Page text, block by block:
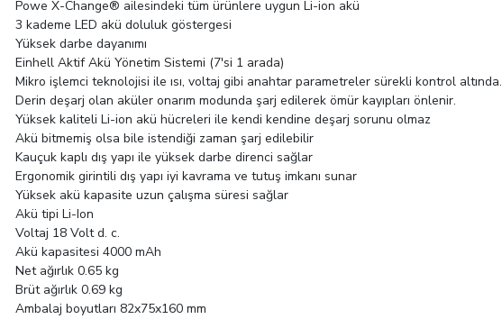
Powe X-Change® ailesindeki tüm ürünlere uygun Li-ion akü
3 kademe LED akü doluluk göstergesi
Yüksek darbe dayanımı
Einhell Aktif Akü Yönetim Sistemi (7'si 1 arada)
Mikro işlemci teknolojisi ile ısı, voltaj gibi anahtar parametreler sürekli kontrol altında.
Derin deşarj olan aküler onarım modunda şarj edilerek ömür kayıpları önlenir.
Yüksek kaliteli Li-ion akü hücreleri ile kendi kendine deşarj sorunu olmaz
Akü bitmemiş olsa bile istendiği zaman şarj edilebilir
Kauçuk kaplı dış yapı ile yüksek darbe direnci sağlar
Ergonomik girintili dış yapı iyi kavrama ve tutuş imkanı sunar
Yüksek akü kapasite uzun çalışma süresi sağlar
Akü tipi Li-Ion
Voltaj 18 Volt d. c.
Akü kapasitesi 4000 mAh
Net ağırlık 0.65 kg
Brüt ağırlık 0.69 kg
Ambalaj boyutları 82x75x160 mm